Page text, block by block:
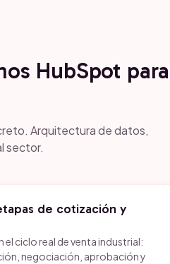
HubSpot para
Arquitectura de datos,
sector.
de cotización y
ciclo real de venta industrial:
negociación, aprobación y